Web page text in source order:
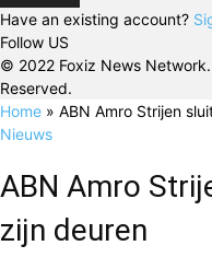
Have an existing account?
Follow US
© 2022 Foxiz News
Reserved.
Home » ABN Amro Strijen
Nieuws
ABN Amro
zijn deuren